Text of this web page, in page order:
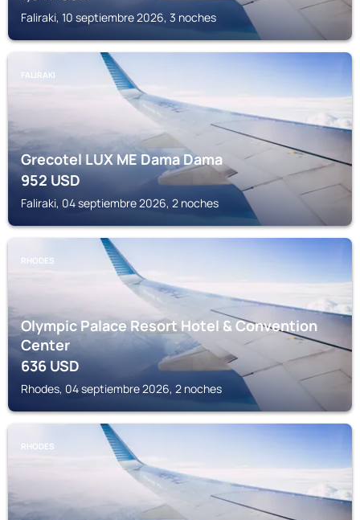
Faliraki, 10 septiembre 2026, 3 noches
FALIRAKI
Grecotel LUX ME Dama Dama
952USD
Faliraki, 04 septiembre 2026, 2 noches
RHODES
Olympic Palace Resort Hotel & Convention
Center
636USD
Rhodes, 04 septiembre 2026, 2 noches
RHODES